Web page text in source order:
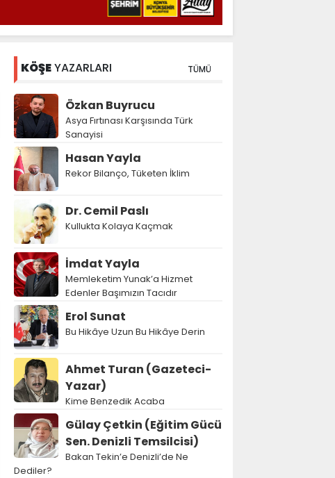
KÖŞEYAZARLARI TÜMÜ
Özkan Buyrucu
Asya Fırtınası Karşısında Türk
Sanayisi
Hasan Yayla
Rekor Bilanço, Tüketen İklim
Dr. Cemil Paslı
Kullukta Kolaya Kaçmak
İmdat Yayla
Memleketim Yunak’a Hizmet
Edenler Başımızın Tacıdır
Erol Sunat
Bu Hikâye Uzun Bu Hikâye Derin
Ahmet Turan (Gazeteci-
Yazar)
Kime Benzedik Acaba
Gülay Çetkin (Eğitim Gücü
Sen. Denizli Temsilcisi)
Bakan Tekin’e Denizli’de Ne
Dediler?